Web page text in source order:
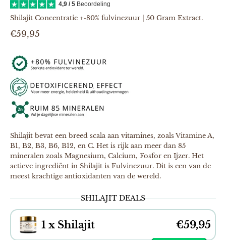
4,9 / 5 Beoordeling
Shilajit Concentratie +-80% fulvinezuur | 50 Gram Extract.
Aanbiedingsprijs
€59,95
Shilajit bevat een breed scala aan vitamines, zoals Vitamine A,
B1, B2, B3, B6, B12, en C. Het is rijk aan meer dan 85
mineralen zoals Magnesium, Calcium, Fosfor en Ijzer. Het
actieve ingrediënt in Shilajit is Fulvinezuur. Dit is een van de
meest krachtige antioxidanten van de wereld.
SHILAJIT DEALS
1 x Shilajit €59,95